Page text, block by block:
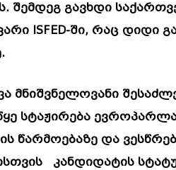
შემდეგ გავხდი
ISFED-ში, რაც დიდი
მნიშვნელოვანი
სტაჟირება
წარმოებაზე და
კანდიდატის